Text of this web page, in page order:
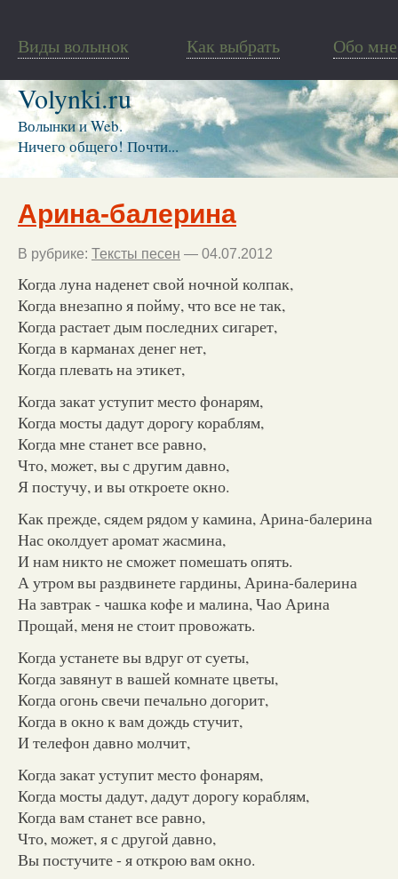
Виды волынок Как выбрать Обо мне
Volynki.ru
Волынки и Web.
Ничего общего! Почти...
Арина-балерина
В рубрике: Тексты песен — 04.07.2012
Когда луна наденет свой ночной колпак,
Когда внезапно я пойму, что все не так,
Когда растает дым последних сигарет,
Когда в карманах денег нет,
Когда плевать на этикет,
Когда закат уступит место фонарям,
Когда мосты дадут дорогу кораблям,
Когда мне станет все равно,
Что, может, вы с другим давно,
Я постучу, и вы откроете окно.
Как прежде, сядем рядом у камина, Арина-балерина
Нас околдует аромат жасмина,
И нам никто не сможет помешать опять.
А утром вы раздвинете гардины, Арина-балерина
На завтрак - чашка кофе и малина, Чао Арина
Прощай, меня не стоит провожать.
Когда устанете вы вдруг от суеты,
Когда завянут в вашей комнате цветы,
Когда огонь свечи печально догорит,
Когда в окно к вам дождь стучит,
И телефон давно молчит,
Когда закат уступит место фонарям,
Когда мосты дадут, дадут дорогу кораблям,
Когда вам станет все равно,
Что, может, я с другой давно,
Вы постучите - я открою вам окно.